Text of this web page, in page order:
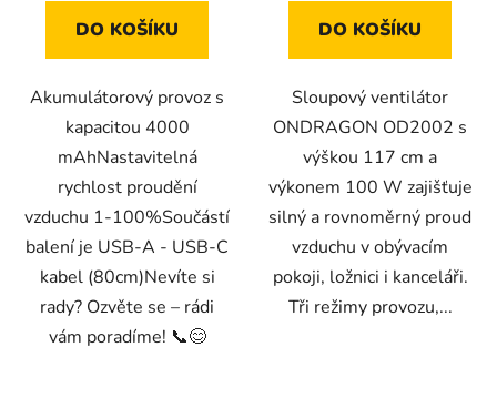
DO KOŠÍKU
Akumulátorový provoz s
kapacitou 4000
mAhNastavitelná
rychlost proudění
vzduchu 1-100%Součástí
balení je USB-A - USB-C
kabel (80cm)Nevíte si
rady? Ozvěte se – rádi
vám poradíme! 📞😊
hvězdiček.
DO KOŠÍKU
Sloupový ventilátor
ONDRAGON OD2002 s
výškou 117 cm a
výkonem 100 W zajišťuje
silný a rovnoměrný proud
vzduchu v obývacím
pokoji, ložnici i kanceláři.
Tři režimy provozu,...